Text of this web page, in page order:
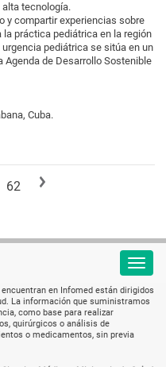
tecnología.
y compartir experiencias sobre
práctica pediátrica en la región
pediátrica se sitúa en un
Agenda de Desarrollo Sostenible
Cuba.
62
en Infomed están dirigidos
La información que suministramos
como base para realizar
quirúrgicos o análisis de
o medicamentos, sin previa